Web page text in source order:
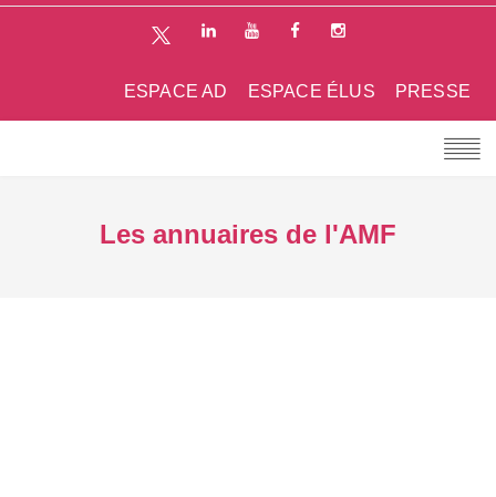
PRESSE
ESPACE ÉLUS
ESPACE AD
Les annuaires de l'AMF